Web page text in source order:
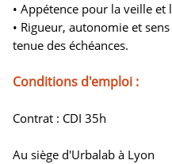
• Appétence pour la veille
• Rigueur, autonomie et
tenue des échéances.
Conditions d'emploi :
Contrat : CDI 35h
Au siège d'Urbalab à Lyon